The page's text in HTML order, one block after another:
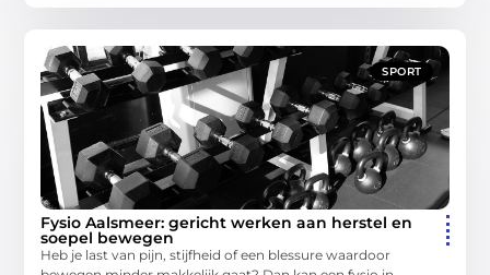
SPORT
Fysio Aalsmeer: gericht werken aan herstel en
soepel bewegen
Heb je last van pijn, stijfheid of een blessure waardoor